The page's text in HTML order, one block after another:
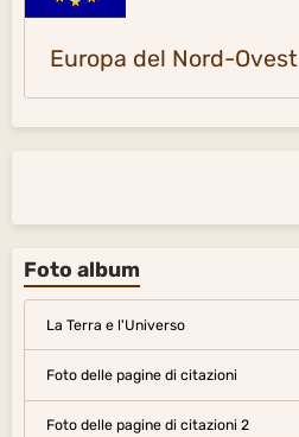
Europa del Nord-Ovest
Foto album
La Terra e l'Universo
Foto delle pagine di citazioni
Foto delle pagine di citazioni 2